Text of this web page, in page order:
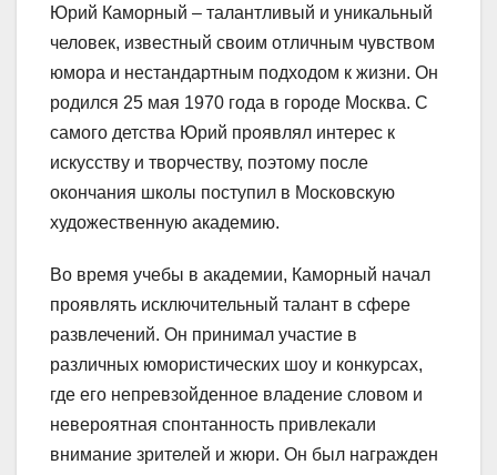
Юрий Каморный – талантливый и уникальный
человек, известный своим отличным чувством
юмора и нестандартным подходом к жизни. Он
родился 25 мая 1970 года в городе Москва. С
самого детства Юрий проявлял интерес к
искусству и творчеству, поэтому после
окончания школы поступил в Московскую
художественную академию.
Во время учебы в академии, Каморный начал
проявлять исключительный талант в сфере
развлечений. Он принимал участие в
различных юмористических шоу и конкурсах,
где его непревзойденное владение словом и
невероятная спонтанность привлекали
внимание зрителей и жюри. Он был награжден